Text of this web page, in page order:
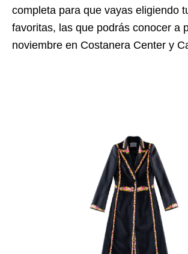
completa para que vayas eligiendo
favoritas, las que podrás conocer a
noviembre en Costanera Center y